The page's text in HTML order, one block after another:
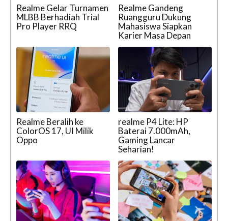
Realme Gelar Turnamen
MLBB Berhadiah Trial
Pro Player RRQ
Realme Gandeng
Ruangguru Dukung
Mahasiswa Siapkan
Karier Masa Depan
Realme Beralih ke
ColorOS 17, UI Milik
Oppo
realme P4 Lite: HP
Baterai 7.000mAh,
Gaming Lancar
Seharian!